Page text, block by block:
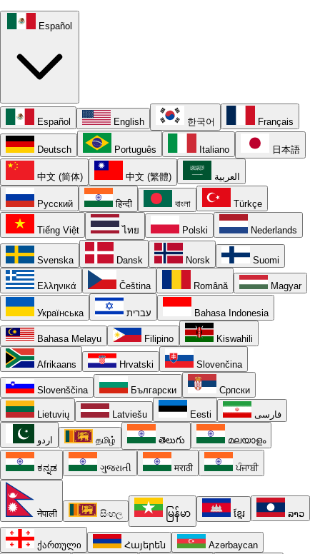
Español
Español English 한국어 Français
Deutsch Português Italiano 日本語
中文 (简体) 中文 (繁體) العربية
Русский हिन्दी বাংলা Türkçe
Tiếng Việt ไทย Polski Nederlands
Svenska Dansk Norsk Suomi
Ελληνικά Čeština Română Magyar
Українська עברית Bahasa Indonesia
Bahasa Melayu Filipino Kiswahili
Afrikaans Hrvatski Slovenčina
Slovenščina Български Српски
Lietuvių Latviešu Eesti فارسی
اردو தமிழ் తెలుగు മലയാളം
ಕನ್ನಡ ગુજરાતી मराठी ਪੰਜਾਬੀ
नेपाली සිංහල မြန်မာ ខ្មែរ ລາວ
ქართული Հայերեն
Azərbaycan